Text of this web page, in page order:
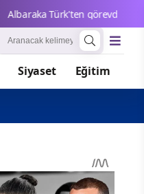
Albaraka Türk'ten görevden
Siyaset Eğitim